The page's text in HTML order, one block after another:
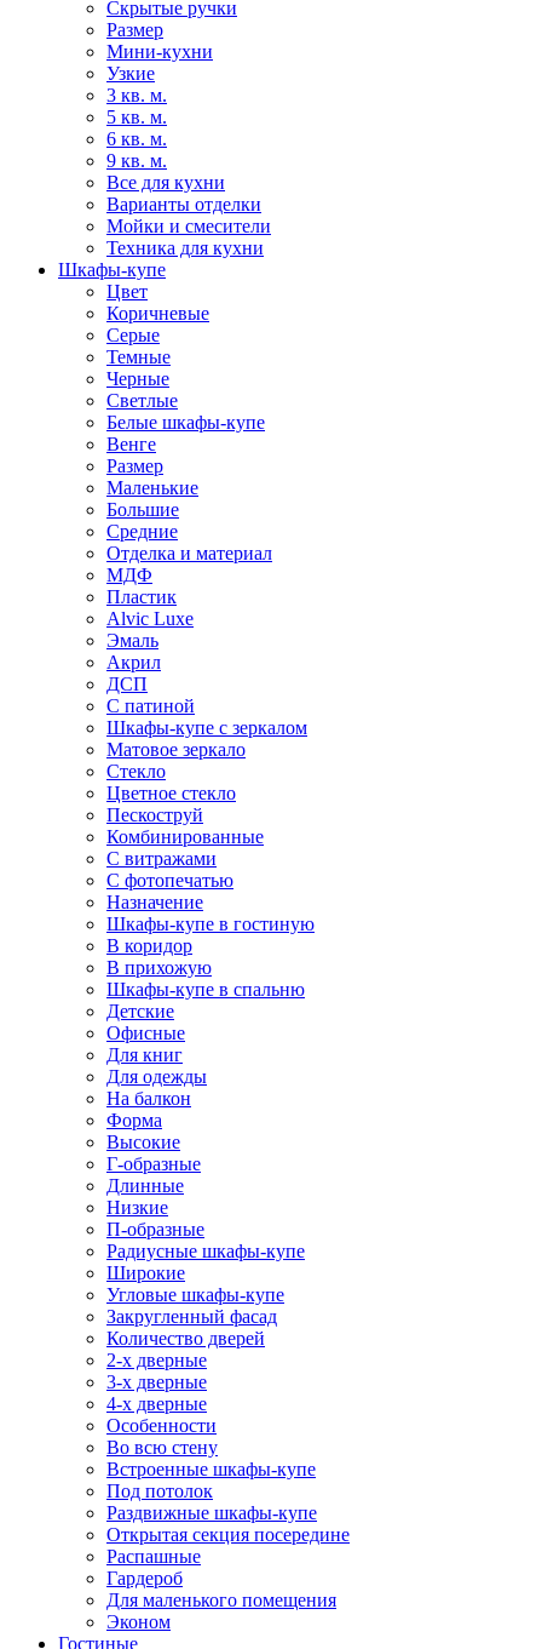
Скрытые ручки
Размер
Мини-кухни
Узкие
3 кв. м.
5 кв. м.
6 кв. м.
9 кв. м.
Все для кухни
Варианты отделки
Мойки и смесители
Техника для кухни
Шкафы-купе
Цвет
Коричневые
Серые
Темные
Черные
Светлые
Белые шкафы-купе
Венге
Размер
Маленькие
Большие
Средние
Отделка и материал
МДФ
Пластик
Alvic Luxe
Эмаль
Акрил
ДСП
С патиной
Шкафы-купе с зеркалом
Матовое зеркало
Стекло
Цветное стекло
Пескоструй
Комбинированные
С витражами
С фотопечатью
Назначение
Шкафы-купе в гостиную
В коридор
В прихожую
Шкафы-купе в спальню
Детские
Офисные
Для книг
Для одежды
На балкон
Форма
Высокие
Г-образные
Длинные
Низкие
П-образные
Радиусные шкафы-купе
Широкие
Угловые шкафы-купе
Закругленный фасад
Количество дверей
2-х дверные
3-х дверные
4-х дверные
Особенности
Во всю стену
Встроенные шкафы-купе
Под потолок
Раздвижные шкафы-купе
Открытая секция посередине
Распашные
Гардероб
Для маленького помещения
Эконом
Гостиные